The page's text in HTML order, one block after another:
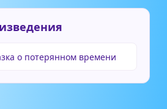
о потерянном времени